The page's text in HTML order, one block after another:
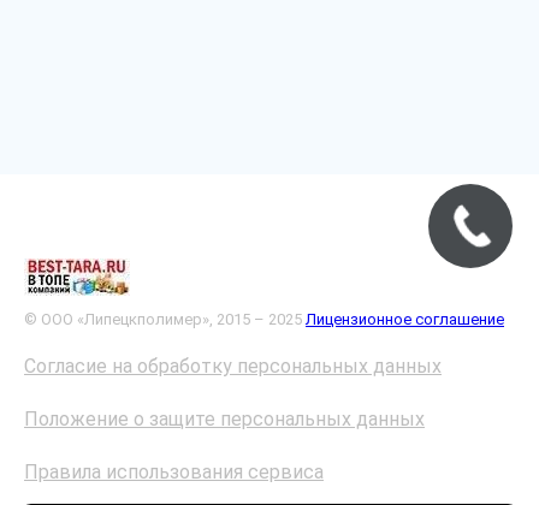
© ООО «Липецкполимер», 2015 – 2025 Лицензионное соглашение
Согласие на обработку персональных данных
Положение о защите персональных данных
Правила использования сервиса